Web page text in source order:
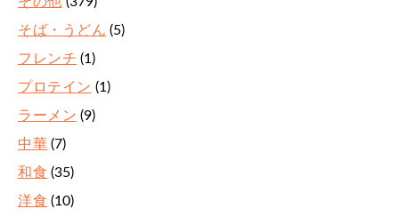
そば・うどん (5)
フレンチ (1)
プロテイン (1)
ラーメン (9)
中華 (7)
和食 (35)
洋食 (10)